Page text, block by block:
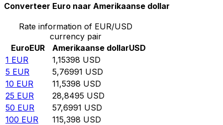
Converteer Euro naar Amerikaanse dollar
Rate information of EUR/USD
currency pair
EuroEUR Amerikaanse dollarUSD
1 EUR 1,15398 USD
5 EUR 5,76991 USD
10 EUR 11,5398 USD
25 EUR 28,8495 USD
50 EUR 57,6991 USD
100 EUR 115,398 USD